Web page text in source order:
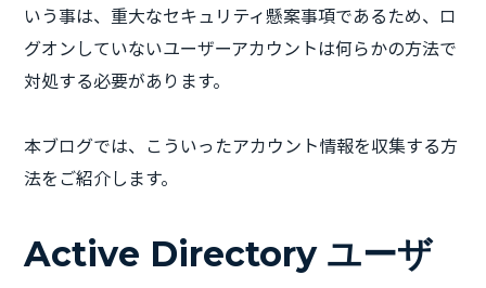
いう事は、重大なセキュリティ懸案事項であるため、ロ
グオンしていないユーザーアカウントは何らかの方法で
対処する必要があります。
本ブログでは、こういったアカウント情報を収集する方
法をご紹介します。
Active Directory ユーザ